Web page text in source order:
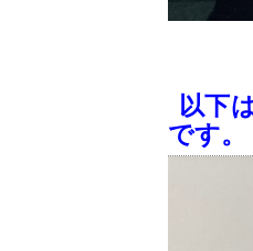
以下
です。